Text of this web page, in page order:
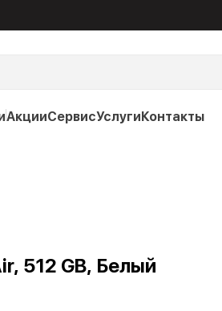
АкцииСервисУслугиКонтакты
512 GB, Белый